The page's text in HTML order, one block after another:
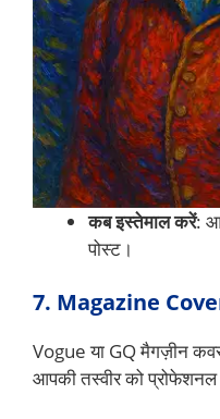
कब इस्तेमाल करें:
पोस्ट।
7. Magazine
Vogue या GQ मैगज़ीन कवर
आपकी तस्वीर को प्रोफेशनल